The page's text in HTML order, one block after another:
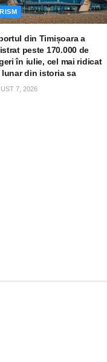
din Timișoara a
peste 170.000 de
în iulie, cel mai ridicat
din istoria sa
7, 2026